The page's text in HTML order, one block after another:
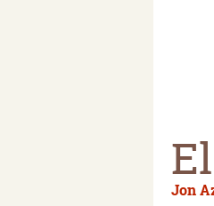
Jon